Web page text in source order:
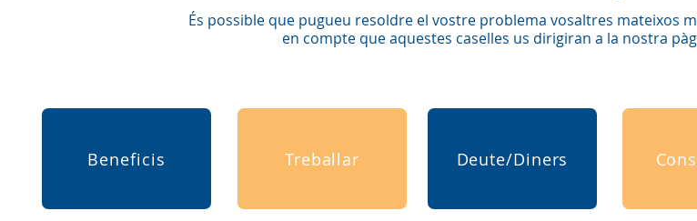
És possible que pugueu resoldre el vostre problema vosaltres mateixos
en compte que aquestes caselles us dirigiran a la nostra
Beneficis Treballar Deute/Diners